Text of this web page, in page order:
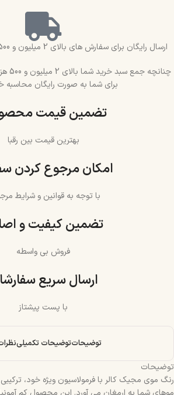
ارسال رایگان برای سفارش های بالای 2 میلیون و 500 هزار تومان(غیر حجمی)
برای شما به صورت رایگان محاسبه
تضمین قیمت
بهترین قیمت بین رقبا
امکان مرجوع کردن
با توجه به قوانین و شرایط
تضمین کیفیت و
فروش بی واسطه
ارسال سریع
با پست پیشتاز
توضیحاتتوضیحات تکمیلی
توضیحات
رنگ موی مجیک کالر با فرمولاسیون ویژه خود، ترکیبی